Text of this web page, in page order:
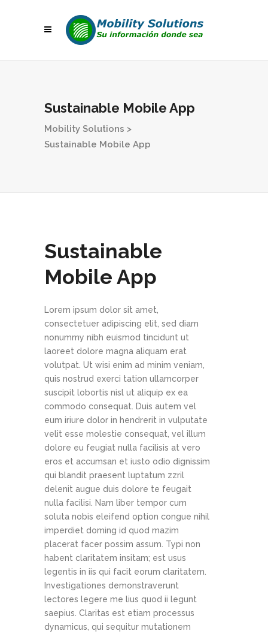
Sustainable Mobile App
Mobility Solutions >
Sustainable Mobile App
Sustainable
Mobile App
Lorem ipsum dolor sit amet,
consectetuer adipiscing elit, sed diam
nonummy nibh euismod tincidunt ut
laoreet dolore magna aliquam erat
volutpat. Ut wisi enim ad minim veniam,
quis nostrud exerci tation ullamcorper
suscipit lobortis nisl ut aliquip ex ea
commodo consequat. Duis autem vel
eum iriure dolor in hendrerit in vulputate
velit esse molestie consequat, vel illum
dolore eu feugiat nulla facilisis at vero
eros et accumsan et iusto odio dignissim
qui blandit praesent luptatum zzril
delenit augue duis dolore te feugait
nulla facilisi. Nam liber tempor cum
soluta nobis eleifend option congue nihil
imperdiet doming id quod mazim
placerat facer possim assum. Typi non
habent claritatem insitam; est usus
legentis in iis qui facit eorum claritatem.
Investigationes demonstraverunt
lectores legere me lius quod ii legunt
saepius. Claritas est etiam processus
dynamicus, qui sequitur mutationem